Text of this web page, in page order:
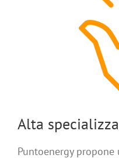
Alta
Puntoenergy propone